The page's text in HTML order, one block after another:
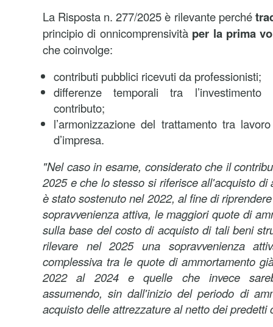
La Risposta n. 277/2025 è rilevante perché
principio di onnicomprensività per la prima
che coinvolge:
contributi pubblici ricevuti da professionisti;
differenze temporali tra
contributo;
l’armonizzazione del trattamento tra
d’impresa.
"Nel caso in esame, considerato che il
2025 e che lo stesso si riferisce all'acquisto di
è stato sostenuto nel 2022, al fine di
sopravvenienza attiva, le maggiori quote di
sulla base del costo di acquisto di tali beni
rilevare nel 2025 una sopravvenienza
complessiva tra le quote di ammortamento
2022 al 2024 e quelle che invece
assumendo, sin dall'inizio del periodo di
acquisto delle attrezzature al netto dei predetti